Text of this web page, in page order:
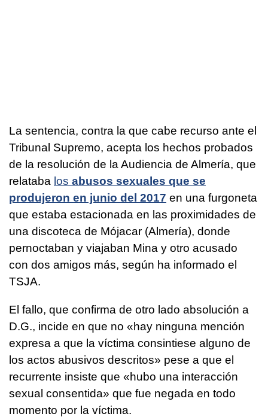
La sentencia, contra la que cabe recurso ante el
Tribunal Supremo, acepta los hechos probados
de la resolución de la Audiencia de Almería, que
relataba los abusos sexuales que se
produjeron en junio del 2017 en una furgoneta
que estaba estacionada en las proximidades de
una discoteca de Mójacar (Almería), donde
pernoctaban y viajaban Mina y otro acusado
con dos amigos más, según ha informado el
TSJA.
El fallo, que confirma de otro lado absolución a
D.G., incide en que no «hay ninguna mención
expresa a que la víctima consintiese alguno de
los actos abusivos descritos» pese a que el
recurrente insiste que «hubo una interacción
sexual consentida» que fue negada en todo
momento por la víctima.